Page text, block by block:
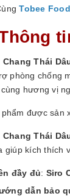
Tobee Food
Chang Thái
phòng chống
hương vị
phẩm được sản
Chang Thái
giúp kích thích
đầy đủ: Siro
dẫn bảo